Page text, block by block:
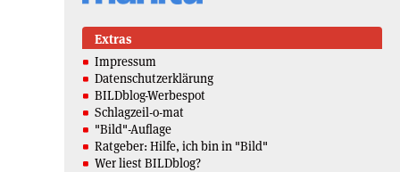
Extras
Impressum
Datenschutzerklärung
BILDblog-Werbespot
Schlagzeil-o-mat
"Bild"-Auflage
Ratgeber: Hilfe, ich bin in "Bild"
Wer liest BILDblog?